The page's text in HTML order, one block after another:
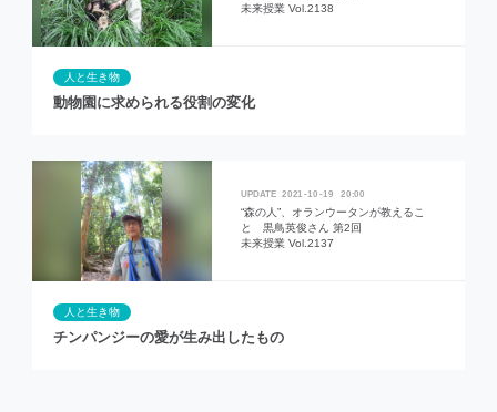
未来授業 Vol.2138
人と生き物
動物園に求められる役割の変化
2021 10 19 20:00
“森の人”、オランウータンが教えるこ
と 黒鳥英俊さん 第2回
未来授業 Vol.2137
人と生き物
チンパンジーの愛が生み出したもの